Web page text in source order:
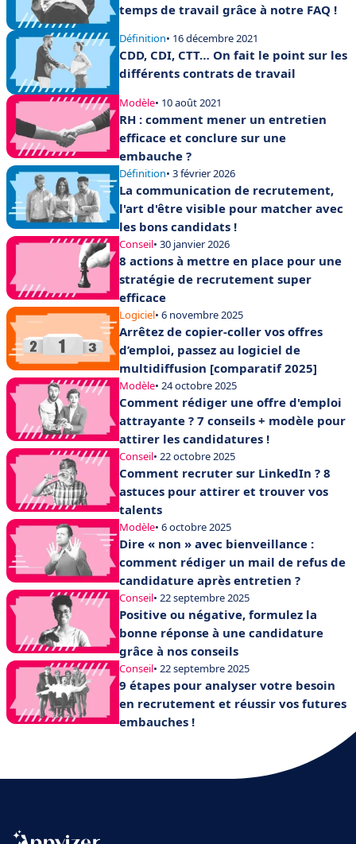
temps de travail grâce à notre FAQ !
Définition• 16 décembre 2021
CDD, CDI, CTT… On fait le point sur les
différents contrats de travail
Modèle• 10 août 2021
RH : comment mener un entretien
efficace et conclure sur une
embauche ?
Définition• 3 février 2026
La communication de recrutement,
l'art d'être visible pour matcher avec
les bons candidats !
Conseil• 30 janvier 2026
8 actions à mettre en place pour une
stratégie de recrutement super
efficace
Logiciel• 6 novembre 2025
Arrêtez de copier-coller vos offres
d’emploi, passez au logiciel de
multidiffusion [comparatif 2025]
Modèle• 24 octobre 2025
Comment rédiger une offre d'emploi
attrayante ? 7 conseils + modèle pour
attirer les candidatures !
Conseil• 22 octobre 2025
Comment recruter sur LinkedIn ? 8
astuces pour attirer et trouver vos
talents
Modèle• 6 octobre 2025
Dire « non » avec bienveillance :
comment rédiger un mail de refus de
candidature après entretien ?
Conseil• 22 septembre 2025
Positive ou négative, formulez la
bonne réponse à une candidature
grâce à nos conseils
Conseil• 22 septembre 2025
9 étapes pour analyser votre besoin
en recrutement et réussir vos futures
embauches !